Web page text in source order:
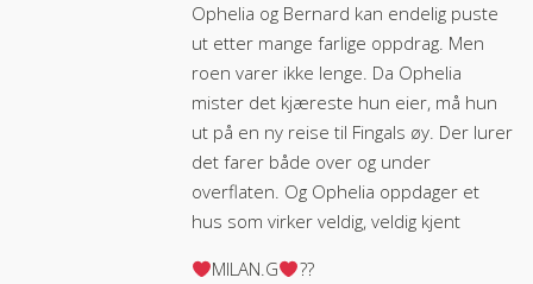
Ophelia og Bernard kan endelig puste
ut etter mange farlige oppdrag. Men
roen varer ikke lenge. Da Ophelia
mister det kjæreste hun eier, må hun
ut på en ny reise til Fingals øy. Der lurer
det farer både over og under
overflaten. Og Ophelia oppdager et
hus som virker veldig, veldig kjent
MILAN.G
??